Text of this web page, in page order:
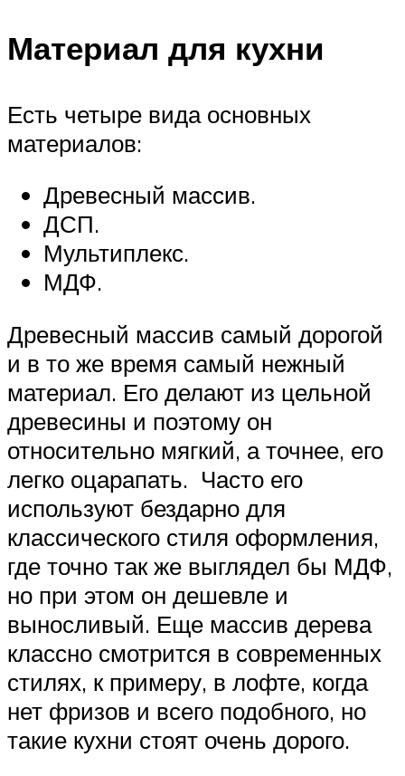
Материал для кухни
Есть четыре вида основных
материалов:
Древесный массив.
ДСП.
Мультиплекс.
МДФ.
Древесный массив самый дорогой
и в то же время самый нежный
материал. Его делают из цельной
древесины и поэтому он
относительно мягкий, а точнее, его
легко оцарапать. Часто его
используют бездарно для
классического стиля оформления,
где точно так же выглядел бы МДФ,
но при этом он дешевле и
выносливый. Еще массив дерева
классно смотрится в современных
стилях, к примеру, в лофте, когда
нет фризов и всего подобного, но
такие кухни стоят очень дорого.